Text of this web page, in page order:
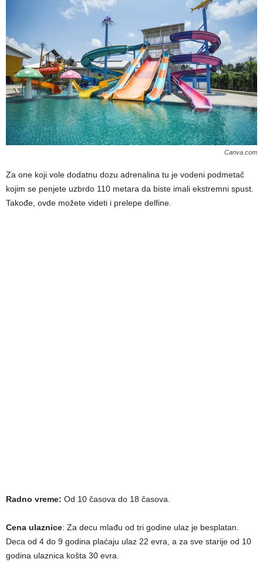
Canva.com
Za one koji vole dodatnu dozu adrenalina tu je vodeni podmetač
kojim se penjete uzbrdo 110 metara da biste imali ekstremni spust.
Takođe, ovde možete videti i prelepe delfine.
Radno vreme: Od 10 časova do 18 časova.
Cena ulaznice: Za decu mlađu od tri godine ulaz je besplatan.
Deca od 4 do 9 godina plaćaju ulaz 22 evra, a za sve starije od 10
godina ulaznica košta 30 evra.